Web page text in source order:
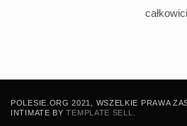
POLESIE.ORG 2021, WSZELKIE PRAWA
INTIMATE BYTEMPLATE SELL